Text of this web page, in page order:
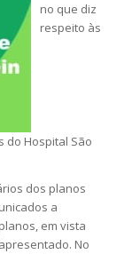
no que diz
respeito às
do Hospital São
dos planos
a
em vista
No